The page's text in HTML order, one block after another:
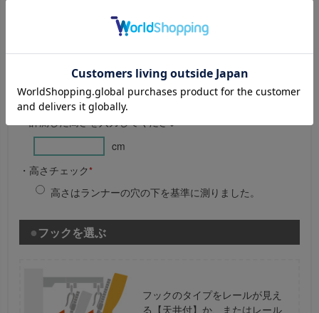
まで、【腰窓】の場合は
15cm）
までの高さを測って下さい。
※ 薄地カーテンは、さらに-1cmした高さを測ってください。
(厚地カーテンと2重に吊る場合)
*
cm
・高さチェック*
高さはランナーの穴の下を基準に測りました。
フックを選ぶ
フックのタイプをレールが見え
る【天井付】か、またはレール